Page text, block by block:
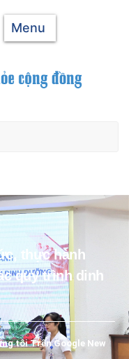
Menu
thực hành
quy trình dinh
tôi Trên Google New